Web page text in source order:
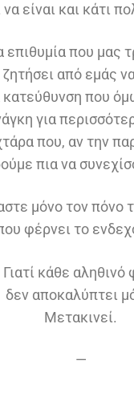
είναι και κάτι
επιθυμία που μας
ζητήσει από εμάς
που
για
που, αν την
πια να
μόνο τον πόνο
φέρνει το
Γιατί κάθε
δεν αποκαλύπτει
Μετακινεί.
—